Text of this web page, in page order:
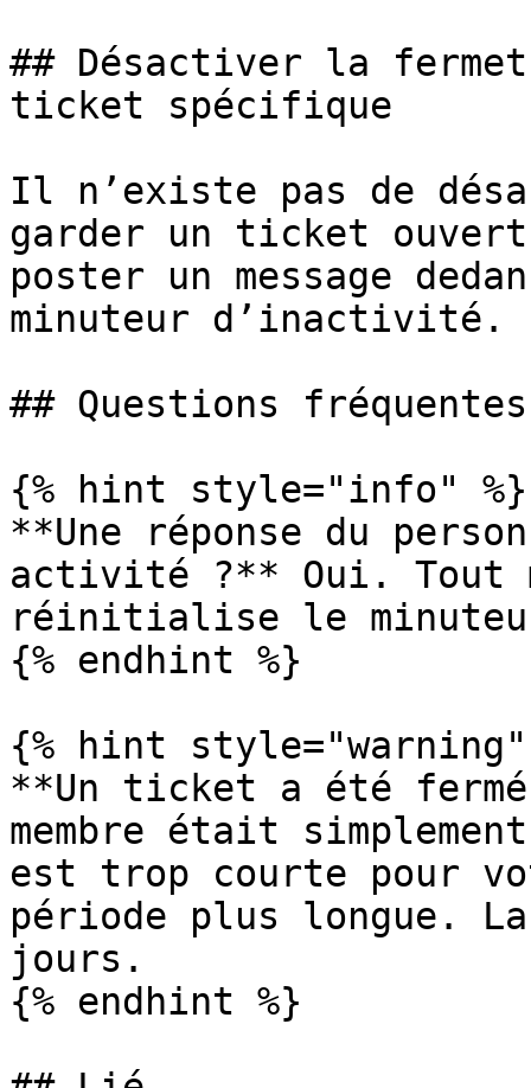
## Désactiver la
ticket spécifique
Il n’existe pas de
garder un ticket
poster un message
minuteur d’inactivité.
## Questions fréquentes
{% hint style="info" %}
**Une réponse du
activité ?** Oui. Tout
réinitialise le
{% endhint %}
{% hint style="warning"
**Un ticket a été fermé
membre était
est trop courte pour
période plus longue.
jours.
{% endhint %}